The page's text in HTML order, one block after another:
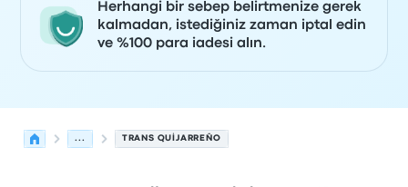
Herhangi bir sebep belirtmenize gerek
kalmadan, istediğiniz zaman iptal edin
ve %100 para iadesi alın.
... TRANS QUIJARREÑO